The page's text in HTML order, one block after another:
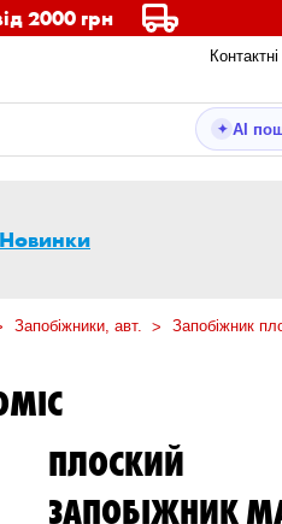
2000 грн
✦ AI
Новинки
Запобіжники, авт. Запобіжник
ПЛОСКИЙ
ЗАПОБІЖНИК